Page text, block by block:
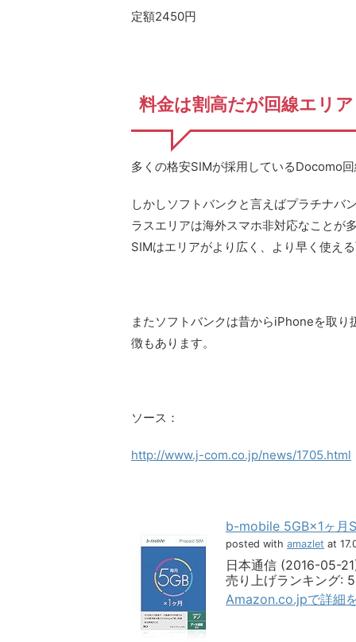
定額2450円
料金は割高だが回線エリ
多くの格安SIMが採用しているDocomo
しかしソフトバンクと言えばプラチナバ
ラスエリアは海外スマホ非対応なことが
SIMはエリアがより広く、より早く使え
またソフトバンクは昔からiPhoneを取
徴もあります。
ソース：
http://www.j-com.co.jp/news/1705.html
b-mobile 5GB×1ヶ月
posted with amazlet at
日本通信 (2016-05-
売り上げランキング:
Amazon.co.jpで詳細